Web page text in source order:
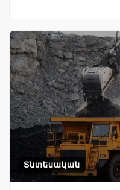
Տնտեսական